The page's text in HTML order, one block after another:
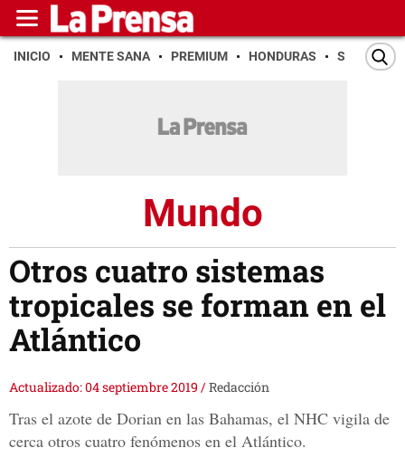
INICIO MENTE SANA PREMIUM HONDURAS SAN PEDRO
Mundo
Otros cuatro sistemas
tropicales se forman en el
Atlántico
Actualizado: 04 septiembre 2019 /Redacción
Tras el azote de Dorian en las Bahamas, el NHC vigila de
cerca otros cuatro fenómenos en el Atlántico.